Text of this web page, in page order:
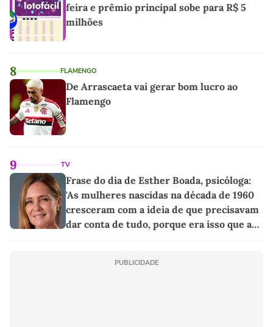
feira e prêmio principal sobe para R$ 5
milhões
8 FLAMENGO
De Arrascaeta vai gerar bom lucro ao
Flamengo
9 TV
Frase do dia de Esther Boada, psicóloga:
'As mulheres nascidas na década de 1960
cresceram com a ideia de que precisavam
dar conta de tudo, porque era isso que a
PUBLICIDADE